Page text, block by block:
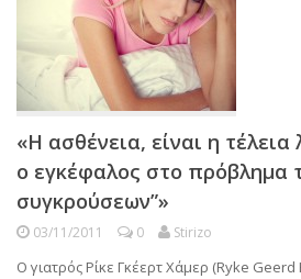
«Η ασθένεια, είναι η
ο εγκέφαλος στο πρόβλημα
συγκρούσεων”»
03/11/2011 0 Stirizo
Ο γιατρός Ρίκε Γκέερτ Χάμερ (Ryke